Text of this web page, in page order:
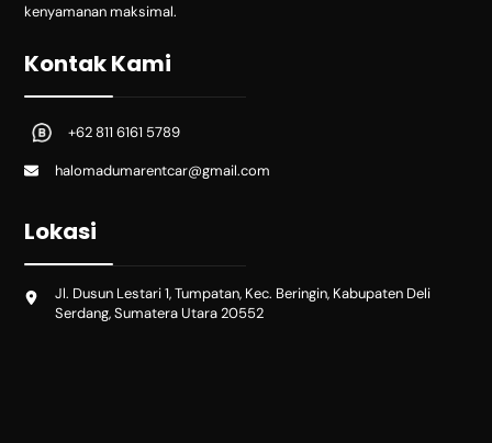
kenyamanan maksimal.
Kontak Kami
+62 811 6161 5789
halomadumarentcar@gmail.com
Lokasi
Jl. Dusun Lestari 1, Tumpatan, Kec. Beringin, Kabupaten Deli
Serdang, Sumatera Utara 20552